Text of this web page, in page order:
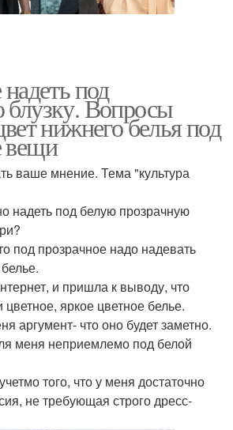
под
блузку. Вопросы
нижнего белья под
вещи
ваше мнение. Тема "культура
надеть под белую прозрачную
под прозрачное надо надевать
и пришла к выводу, что
яркое цветное белье.
аргумент- что оно будет заметно.
меня неприемлемо под белой
того, что у меня достаточно
не требующая строго дресс-